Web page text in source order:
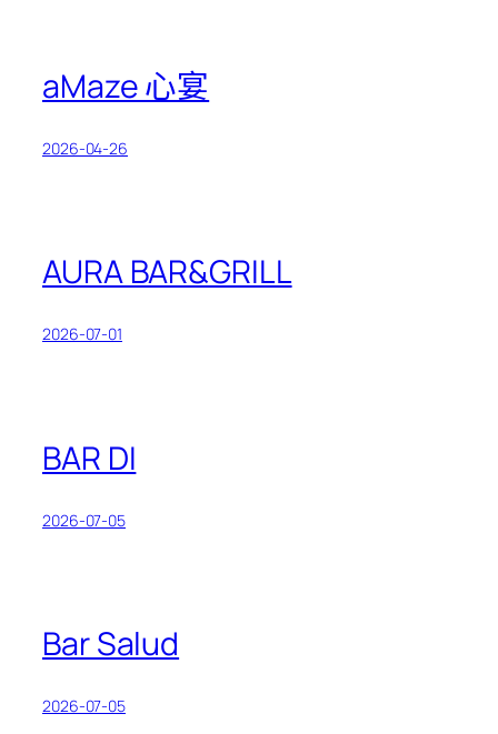
aMaze 心宴
2026-04-26
AURA BAR&GRILL
2026-07-01
BAR DI
2026-07-05
Bar Salud
2026-07-05